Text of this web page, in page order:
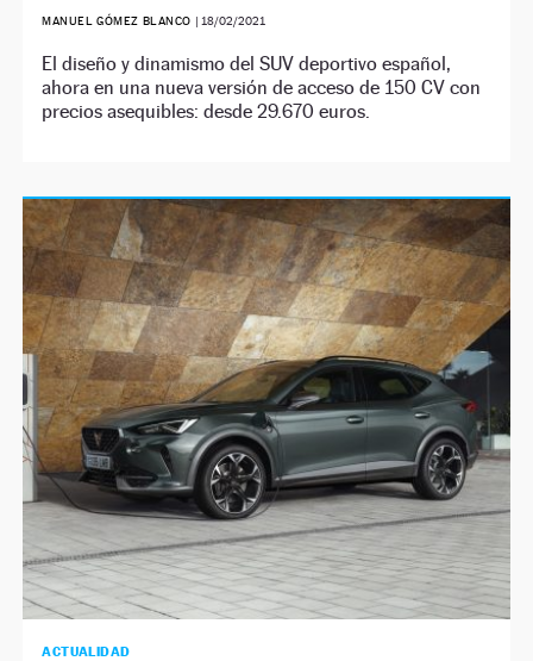
MANUEL GÓMEZ BLANCO | 18/02/2021
El diseño y dinamismo del SUV deportivo español,
ahora en una nueva versión de acceso de 150 CV con
precios asequibles: desde 29.670 euros.
ACTUALIDAD